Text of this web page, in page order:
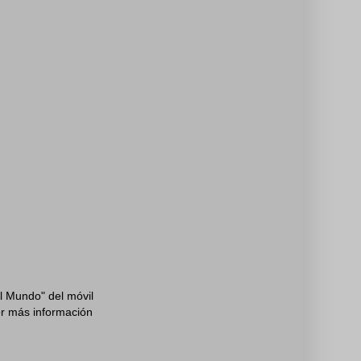
Mundo" del móvil
más información